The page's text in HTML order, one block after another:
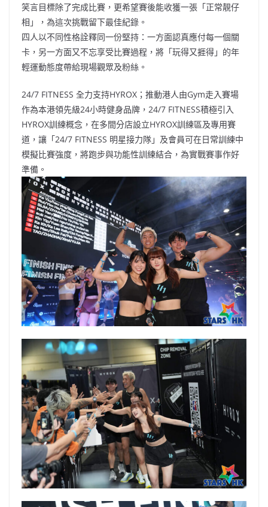
笑言目標除了完成比賽，更希望賽後能收獲一張「正常靚仔
相」，為這次挑戰留下最佳紀錄。
四人以不同性格詮釋同一份堅持：一方面認真應付每一個關
卡，另一方面又不忘享受比賽過程，將「玩得又捱得」的年
輕運動態度帶給現場觀眾及粉絲。
24/7 FITNESS 全力支持HYROX；推動港人由Gym走入賽場
作為本港領先級24小時健身品牌，24/7 FITNESS積極引入
HYROX訓練概念，在多間分店設立HYROX訓練區及專用賽
道，讓「24/7 FITNESS 明星接力隊」及會員可在日常訓練中
模擬比賽強度，將跑步與功能性訓練結合，為實戰賽事作好
準備。